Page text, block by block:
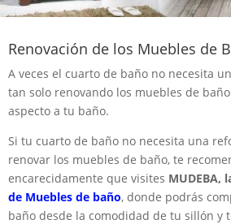
Renovación de los Muebles de
A veces el cuarto de baño no necesita
tan solo renovando los muebles de
aspecto a tu baño.
Si tu cuarto de baño no necesita una
renovar los muebles de baño, te
encarecidamente que visites MUDEBA,
de Muebles de baño, donde podrás
baño desde la comodidad de tu sillón y